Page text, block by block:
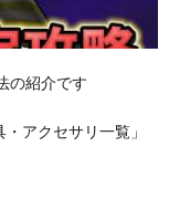
の紹介です
アクセサリ一覧」